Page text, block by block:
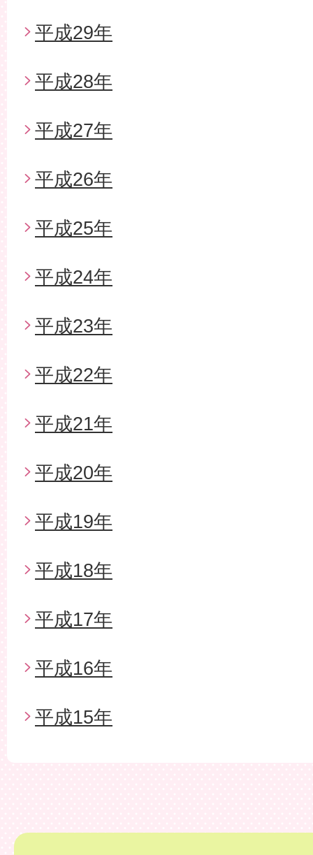
平成29年
平成28年
平成27年
平成26年
平成25年
平成24年
平成23年
平成22年
平成21年
平成20年
平成19年
平成18年
平成17年
平成16年
平成15年